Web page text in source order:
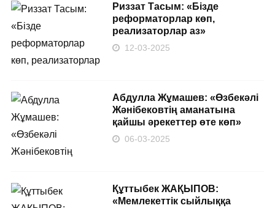
Риззат Тасым: «Бізде
реформаторлар көп,
реализаторлар аз»
12-03-2025
Абдулла Жұмашев: «Өзбекәлі
Жәнібековтің аманатына
қайшы әрекеттер өте көп»
06-03-2025
Құттыбек ЖАҚЫПОВ:
«Мемлекеттік сыйлыққа